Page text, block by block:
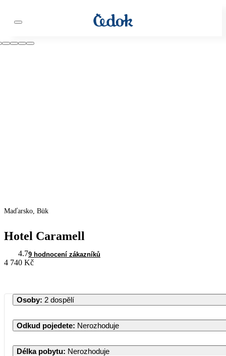
Maďarsko, Bük
Hotel Caramell
4.79 hodnocení zákazníků
4 740 Kč
Osoby: 2 dospělí
Odkud pojedete: Nerozhoduje
Délka pobytu: Nerozhoduje